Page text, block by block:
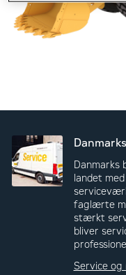
Danmarks
landet
faglærte
stærkt
bliver
Service og